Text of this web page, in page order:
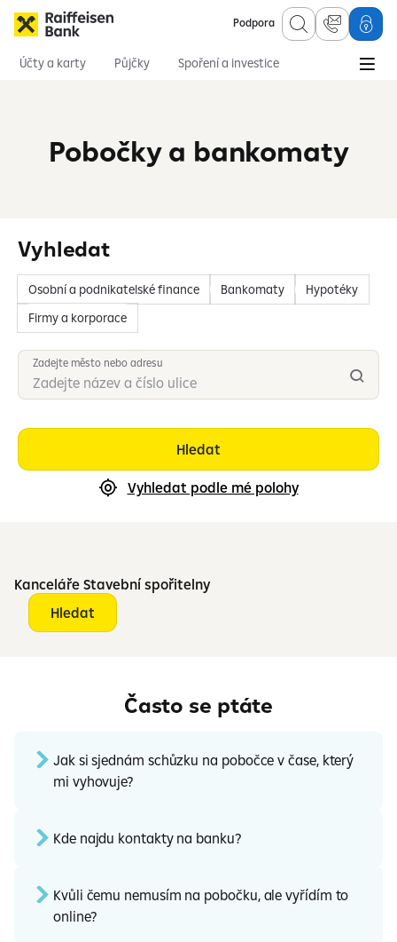
Podpora
Účty a karty Půjčky
Spoření a investice
Pobočky a bankomaty
Vyhledat
Osobní a podnikatelské finance Bankomaty
Hypotéky
Firmy a korporace
Zadejte město nebo adresu
Hledat
Vyhledat podle mé polohy
Kanceláře Stavební spořitelny
Hledat
Často se ptáte
Jak si sjednám schůzku na pobočce v čase, který
mi vyhovuje?
Kde najdu kontakty na banku?
Kvůli čemu nemusím na pobočku, ale vyřídím to
online?